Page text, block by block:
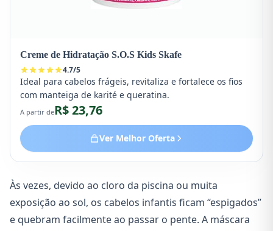
Creme de Hidratação S.O.S Kids Skafe
4.7/5
Ideal para cabelos frágeis, revitaliza e fortalece os fios
com manteiga de karité e queratina.
A partir deR$ 23,76
Ver Melhor Oferta
Às vezes, devido ao cloro da piscina ou muita
exposição ao sol, os cabelos infantis ficam “espigados”
e quebram facilmente ao passar o pente. A máscara